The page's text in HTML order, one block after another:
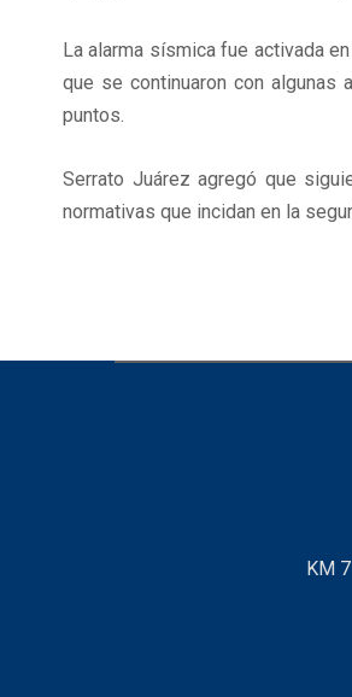
La alarma sísmica fue activada
que se continuaron con algunas
puntos.
Serrato Juárez agregó que
normativas que incidan en la
KM